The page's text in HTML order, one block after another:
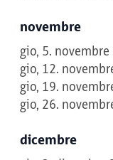
novembre
gio, 5.
gio, 12.
gio, 19.
gio, 26.
dicembre